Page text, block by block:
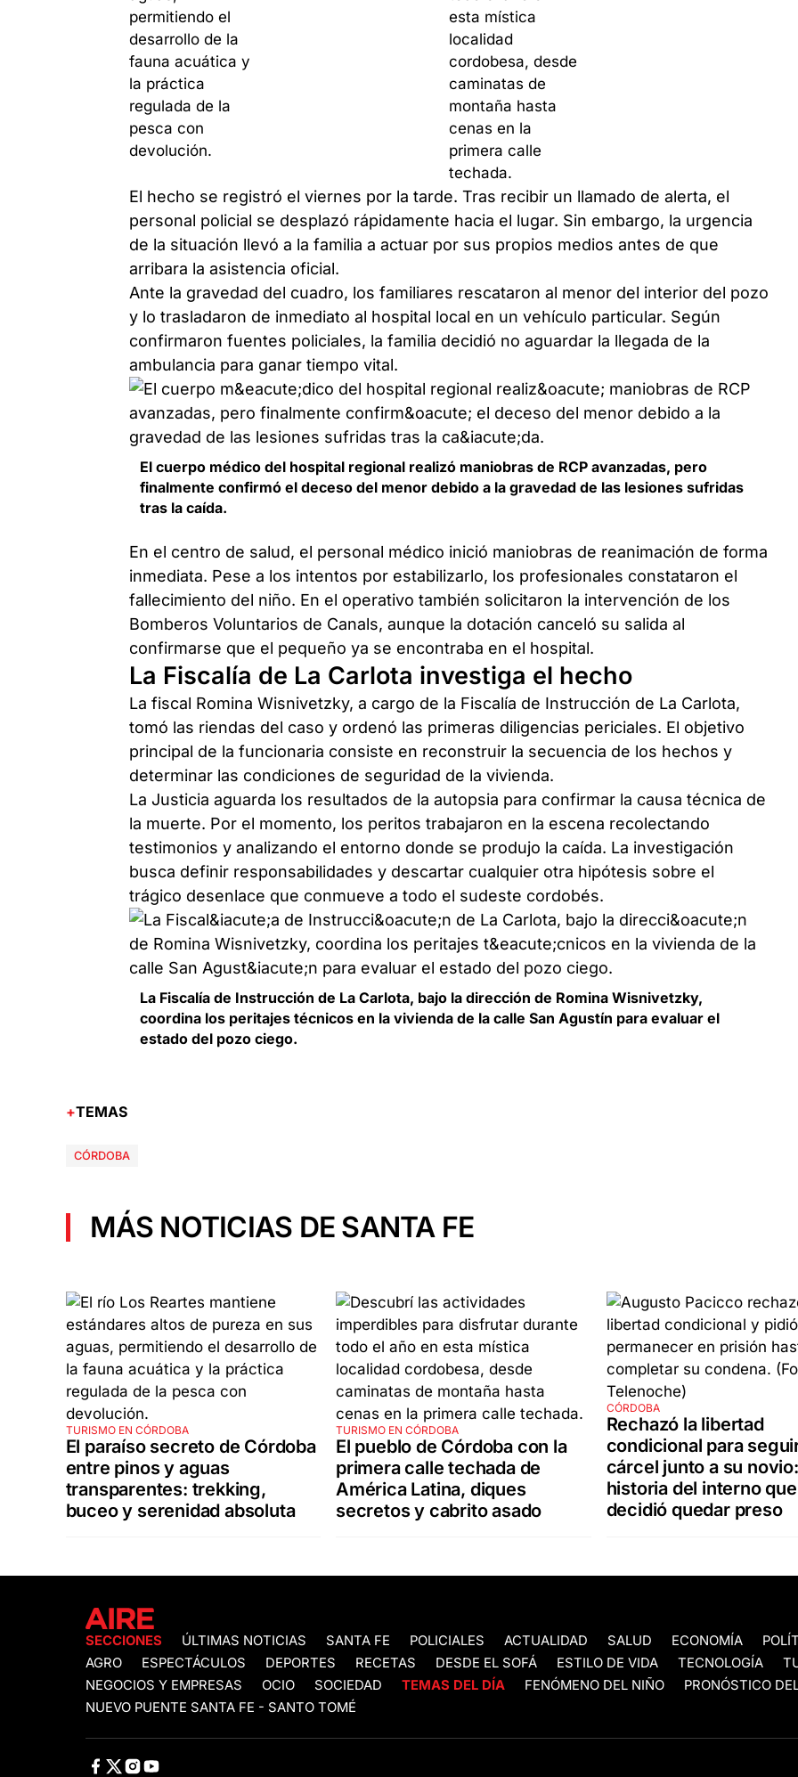
El hecho se registró el viernes por la tarde. Tras recibir un llamado de alerta, el
personal policial se desplazó rápidamente hacia el lugar. Sin embargo, la urgencia
de la situación llevó a la familia a actuar por sus propios medios antes de que
arribara la asistencia oficial.
Ante la gravedad del cuadro, los familiares rescataron al menor del interior del pozo
y lo trasladaron de inmediato al hospital local en un vehículo particular. Según
confirmaron fuentes policiales, la familia decidió no aguardar la llegada de la
ambulancia para ganar tiempo vital.
El cuerpo médico del hospital regional realizó maniobras de RCP avanzadas, pero
finalmente confirmó el deceso del menor debido a la gravedad de las lesiones sufridas
tras la caída.
En el centro de salud, el personal médico inició maniobras de reanimación de forma
inmediata. Pese a los intentos por estabilizarlo, los profesionales constataron el
fallecimiento del niño. En el operativo también solicitaron la intervención de los
Bomberos Voluntarios de Canals, aunque la dotación canceló su salida al
confirmarse que el pequeño ya se encontraba en el hospital.
La Fiscalía de La Carlota investiga el hecho
La fiscal Romina Wisnivetzky, a cargo de la Fiscalía de Instrucción de La Carlota,
tomó las riendas del caso y ordenó las primeras diligencias periciales. El objetivo
principal de la funcionaria consiste en reconstruir la secuencia de los hechos y
determinar las condiciones de seguridad de la vivienda.
La Justicia aguarda los resultados de la autopsia para confirmar la causa técnica de
la muerte. Por el momento, los peritos trabajaron en la escena recolectando
testimonios y analizando el entorno donde se produjo la caída. La investigación
busca definir responsabilidades y descartar cualquier otra hipótesis sobre el
trágico desenlace que conmueve a todo el sudeste cordobés.
La Fiscalía de Instrucción de La Carlota, bajo la dirección de Romina Wisnivetzky,
coordina los peritajes técnicos en la vivienda de la calle San Agustín para evaluar el
estado del pozo ciego.
TEMAS
CÓRDOBA
MÁS NOTICIAS DE SANTA FE
TURISMO EN CÓRDOBA
El paraíso secreto de Córdoba
entre pinos y aguas
transparentes: trekking,
buceo y serenidad absoluta
TURISMO EN CÓRDOBA
El pueblo de Córdoba con la
primera calle techada de
América Latina, diques
secretos y cabrito asado
CÓRDOBA
Rechazó la libertad
condicional para
cárcel junto a su
historia del interno que
decidió quedar preso
SECCIONES ÚLTIMAS NOTICIAS SANTA FE POLICIALES ACTUALIDAD SALUD ECONOMÍA
AGRO
ESPECTÁCULOS DEPORTES RECETAS DESDE EL SOFÁ ESTILO DE VIDA TECNOLOGÍA
NEGOCIOS Y EMPRESAS
OCIO SOCIEDAD TEMAS DEL DÍA FENÓMENO DEL NIÑO PRONÓSTICO
NUEVO PUENTE SANTA FE - SANTO TOMÉ